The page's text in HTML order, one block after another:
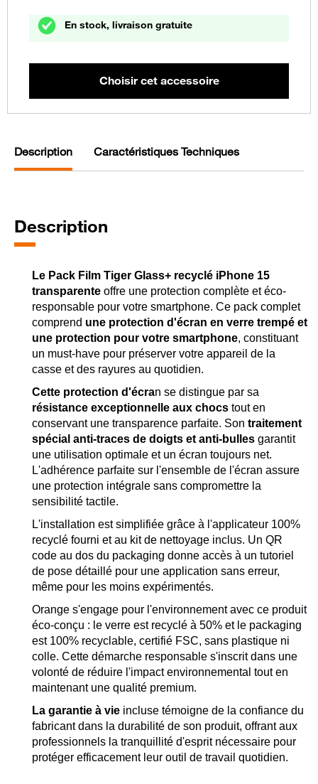
En stock, livraison gratuite
Description Caractéristiques Techniques
Description
Le Pack Film Tiger Glass+ recyclé iPhone 15
transparente offre une protection complète et éco-
responsable pour votre smartphone. Ce pack complet
comprend une protection d'écran en verre trempé et
une protection pour votre smartphone, constituant
un must-have pour préserver votre appareil de la
casse et des rayures au quotidien.
Cette protection d'écran se distingue par sa
résistance exceptionnelle aux chocs tout en
conservant une transparence parfaite. Son traitement
spécial anti-traces de doigts et anti-bulles garantit
une utilisation optimale et un écran toujours net.
L'adhérence parfaite sur l'ensemble de l'écran assure
une protection intégrale sans compromettre la
sensibilité tactile.
L'installation est simplifiée grâce à l'applicateur 100%
recyclé fourni et au kit de nettoyage inclus. Un QR
code au dos du packaging donne accès à un tutoriel
de pose détaillé pour une application sans erreur,
même pour les moins expérimentés.
Orange s'engage pour l'environnement avec ce produit
éco-conçu : le verre est recyclé à 50% et le packaging
est 100% recyclable, certifié FSC, sans plastique ni
colle. Cette démarche responsable s'inscrit dans une
volonté de réduire l'impact environnemental tout en
maintenant une qualité premium.
La garantie à vie incluse témoigne de la confiance du
fabricant dans la durabilité de son produit, offrant aux
professionnels la tranquillité d'esprit nécessaire pour
protéger efficacement leur outil de travail quotidien.